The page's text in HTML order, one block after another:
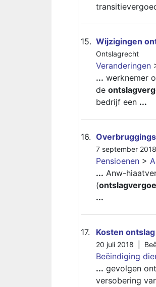
15. Wijzigingen
Ontslagrecht
Veranderingen
... werknemer
de
bedrijf een ...
16.
7 september
Pensioenen >
... Anw-
(
...
17. Kosten ontslag
20 juli 2018 |
Beëindiging
... gevolgen
versobering